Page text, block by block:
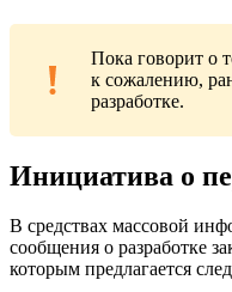
Пока говорит о
к сожалению,
разработке.
Инициатива о
В средствах массовой
сообщения о разработке
которым предлагается